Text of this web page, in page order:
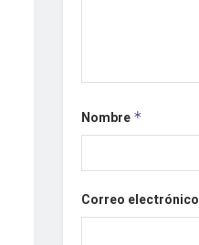
Nombre *
Correo electrónico